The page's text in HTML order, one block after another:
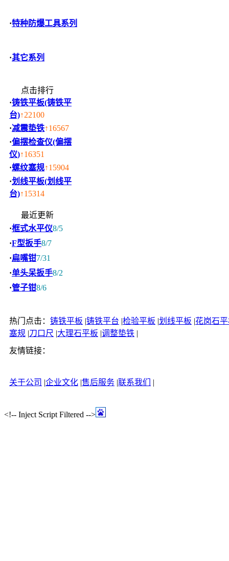
·特种防爆工具系列
·其它系列
点击排行
·铸铁平板(铸铁平
台)↑22100
·减震垫铁↑16567
·偏摆检查仪(偏摆
仪)↑16351
·螺纹塞规↑15904
·划线平板(划线平
台)↑15314
最近更新
·框式水平仪8/5
·F型扳手8/7
·扁嘴钳7/31
·单头呆扳手8/2
·管子钳8/6
热门点击： 铸铁平板 |铸铁平台 |检验平板 |划线平板 |花岗石
塞规 |刀口尺 |大理石平板 |调整垫铁 |
友情链接：
关于公司 |企业文化 |售后服务 |联系我们 |
<!-- Inject Script Filtered -->